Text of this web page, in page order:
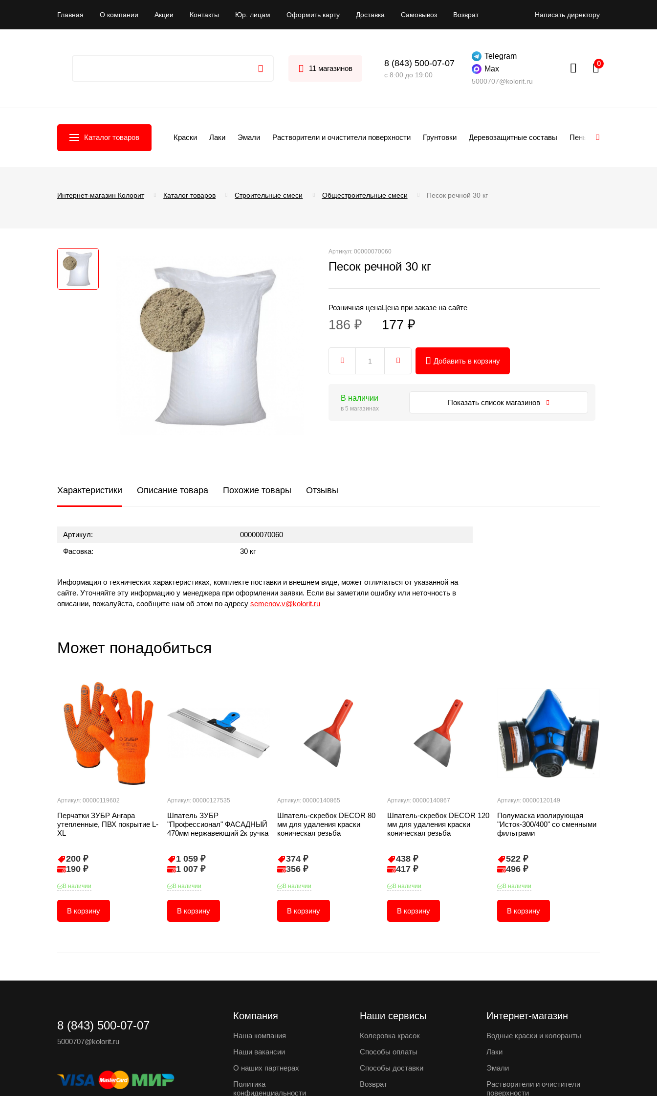
Главная О компании Акции Контакты Юр. лицам Оформить карту Доставка Самовывоз Возврат Написать директору
11 магазинов
8 (843) 500-07-07
с 8:00 до 19:00
Telegram
Max
5000707@kolorit.ru
Каталог товаров Краски Лаки Эмали Растворители и очистители поверхности Грунтовки Деревозащитные составы Пены
Интернет-магазин Колорит Каталог товаров Строительные смеси Общестроительные смеси Песок речной 30 кг
Артикул: 00000070060
Песок речной 30 кг
Розничная цена
186 ₽
Цена при заказе на сайте
177 ₽
Добавить в корзину
В наличии
в 5 магазинах
Показать список магазинов
Характеристики Описание товара Похожие товары Отзывы
Артикул:
00000070060
Фасовка:
30 кг
Информация о технических характеристиках, комплекте поставки и внешнем виде, может отличаться от указанной на
сайте. Уточняйте эту информацию у менеджера при оформлении заявки. Если вы заметили ошибку или неточность в
описании, пожалуйста, сообщите нам об этом по адресу semenov.v@kolorit.ru
Может понадобиться
Артикул: 00000119602
Перчатки ЗУБР Ангара
утепленные, ПВХ покрытие L-
XL
200 ₽
190 ₽
В наличии
В корзину
Артикул: 00000127535
Шпатель ЗУБР
"Профессионал" ФАСАДНЫЙ
470мм нержавеющий 2к ручка
1 059 ₽
1 007 ₽
В наличии
В корзину
Артикул: 00000140865
Шпатель-скребок DECOR 80
мм для удаления краски
коническая резьба
374 ₽
356 ₽
В наличии
В корзину
Артикул: 00000140867
Шпатель-скребок DECOR 120
мм для удаления краски
коническая резьба
438 ₽
417 ₽
В наличии
В корзину
Артикул: 00000120149
Полумаска изолирующая
"Исток-300/400" со сменными
фильтрами
522 ₽
496 ₽
В наличии
В корзину
8 (843) 500-07-07
5000707@kolorit.ru
Компания
Наша компания
Наши вакансии
О наших партнерах
Политика
конфиденциальности
Наши сервисы
Колеровка красок
Способы оплаты
Способы доставки
Возврат
Интернет-магазин
Водные краски и колоранты
Лаки
Эмали
Растворители и очистители
поверхности